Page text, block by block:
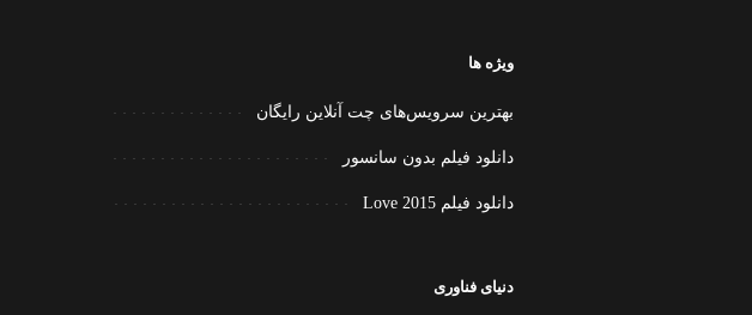
ویژه ها
بهترین سرویس‌های چت آنلاین رایگان
دانلود فیلم بدون سانسور
دانلود فیلم Love 2015
دنیای فناوری